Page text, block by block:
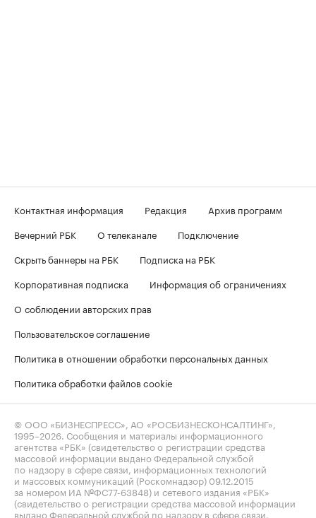
Контактная информация Редакция
Архив программ
Вечерний РБК
О телеканале
Подключение
Скрыть баннеры на РБК
Подписка на РБК
Корпоративная подписка
Информация об ограничениях
О соблюдении авторских прав
Пользовательское соглашение
Политика в отношении обработки персональных данных
Политика обработки файлов cookie
© ООО «БИЗНЕСПРЕСС», АО «РОСБИЗНЕСКОНСАЛТИНГ»,
1995–2026 . Сообщения и материалы информационного
агентства «РБК» (свидетельство о регистрации средства
массовой информации выдано Федеральной службой
по надзору в сфере связи, информационных технологий
и массовых коммуникаций (Роскомнадзор) 09.12.2015
за номером ИА №ФС77-63848) и сетевого издания «РБК»
(свидетельство о регистрации средства массовой информации
выдано Федеральной службой по надзору в сфере связи,